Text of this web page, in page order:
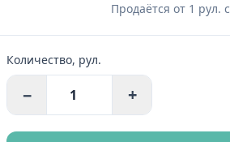
Продаётся от 1 рул.
Количество, рул.
− +